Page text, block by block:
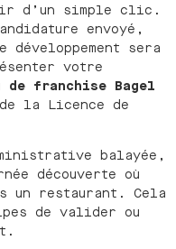
d’un simple clic.
envoyé,
développement sera
votre
franchise Bagel
la Licence de
balayée,
découverte où
un restaurant. Cela
de valider ou